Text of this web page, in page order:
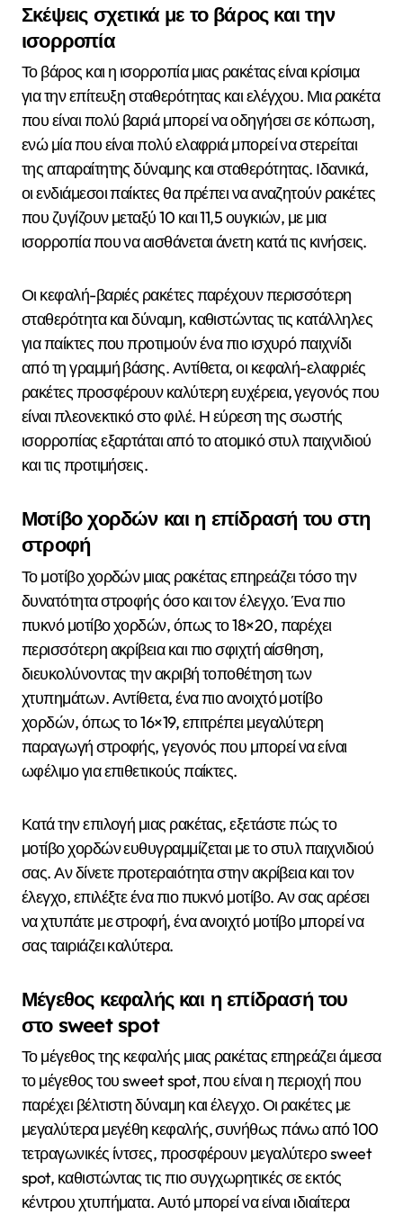
Σκέψεις σχετικά με το βάρος και την
ισορροπία
Το βάρος και η ισορροπία μιας ρακέτας είναι κρίσιμα
για την επίτευξη σταθερότητας και ελέγχου. Μια ρακέτα
που είναι πολύ βαριά μπορεί να οδηγήσει σε κόπωση,
ενώ μία που είναι πολύ ελαφριά μπορεί να στερείται
της απαραίτητης δύναμης και σταθερότητας. Ιδανικά,
οι ενδιάμεσοι παίκτες θα πρέπει να αναζητούν ρακέτες
που ζυγίζουν μεταξύ 10 και 11,5 ουγκιών, με μια
ισορροπία που να αισθάνεται άνετη κατά τις κινήσεις.
Οι κεφαλή-βαριές ρακέτες παρέχουν περισσότερη
σταθερότητα και δύναμη, καθιστώντας τις κατάλληλες
για παίκτες που προτιμούν ένα πιο ισχυρό παιχνίδι
από τη γραμμή βάσης. Αντίθετα, οι κεφαλή-ελαφριές
ρακέτες προσφέρουν καλύτερη ευχέρεια, γεγονός που
είναι πλεονεκτικό στο φιλέ. Η εύρεση της σωστής
ισορροπίας εξαρτάται από το ατομικό στυλ παιχνιδιού
και τις προτιμήσεις.
Μοτίβο χορδών και η επίδρασή του στη
στροφή
Το μοτίβο χορδών μιας ρακέτας επηρεάζει τόσο την
δυνατότητα στροφής όσο και τον έλεγχο. Ένα πιο
πυκνό μοτίβο χορδών, όπως το 18×20, παρέχει
περισσότερη ακρίβεια και πιο σφιχτή αίσθηση,
διευκολύνοντας την ακριβή τοποθέτηση των
χτυπημάτων. Αντίθετα, ένα πιο ανοιχτό μοτίβο
χορδών, όπως το 16×19, επιτρέπει μεγαλύτερη
παραγωγή στροφής, γεγονός που μπορεί να είναι
ωφέλιμο για επιθετικούς παίκτες.
Κατά την επιλογή μιας ρακέτας, εξετάστε πώς το
μοτίβο χορδών ευθυγραμμίζεται με το στυλ παιχνιδιού
σας. Αν δίνετε προτεραιότητα στην ακρίβεια και τον
έλεγχο, επιλέξτε ένα πιο πυκνό μοτίβο. Αν σας αρέσει
να χτυπάτε με στροφή, ένα ανοιχτό μοτίβο μπορεί να
σας ταιριάζει καλύτερα.
Μέγεθος κεφαλής και η επίδρασή του
στο sweet spot
Το μέγεθος της κεφαλής μιας ρακέτας επηρεάζει άμεσα
το μέγεθος του sweet spot, που είναι η περιοχή που
παρέχει βέλτιστη δύναμη και έλεγχο. Οι ρακέτες με
μεγαλύτερα μεγέθη κεφαλής, συνήθως πάνω από 100
τετραγωνικές ίντσες, προσφέρουν μεγαλύτερο sweet
spot, καθιστώντας τις πιο συγχωρητικές σε εκτός
κέντρου χτυπήματα. Αυτό μπορεί να είναι ιδιαίτερα